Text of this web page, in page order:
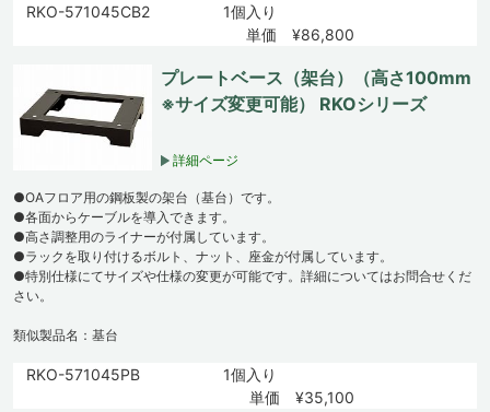
RKO-571045CB2
1個入り
単価 ¥86,800
プレートベース（架台）（高さ100mm
※サイズ変更可能） RKOシリーズ
詳細ページ
●OAフロア用の鋼板製の架台（基台）です。
●各面からケーブルを導入できます。
●高さ調整用のライナーが付属しています。
●ラックを取り付けるボルト、ナット、座金が付属しています。
●特別仕様にてサイズや仕様の変更が可能です。詳細についてはお問合せくだ
さい。
類似製品名：基台
RKO-571045PB
1個入り
単価 ¥35,100